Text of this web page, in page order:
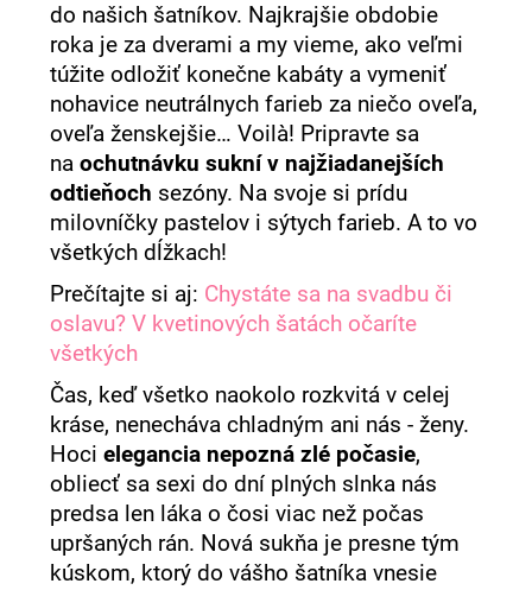
do našich šatníkov. Najkrajšie obdobie
roka je za dverami a my vieme, ako veľmi
túžite odložiť konečne kabáty a vymeniť
nohavice neutrálnych farieb za niečo oveľa,
oveľa ženskejšie… Voilà! Pripravte sa
na ochutnávku sukní v najžiadanejších
odtieňoch sezóny. Na svoje si prídu
milovníčky pastelov i sýtych farieb. A to vo
všetkých dĺžkach!
Prečítajte si aj: Chystáte sa na svadbu či
oslavu? V kvetinových šatách očaríte
všetkých
Čas, keď všetko naokolo rozkvitá v celej
kráse, nenecháva chladným ani nás - ženy.
Hoci elegancia nepozná zlé počasie,
obliecť sa sexi do dní plných slnka nás
predsa len láka o čosi viac než počas
upršaných rán. Nová sukňa je presne tým
kúskom, ktorý do vášho šatníka vnesie
HĽADAŤ